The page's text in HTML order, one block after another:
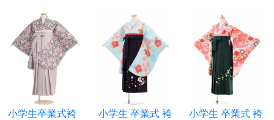
小学生卒業式袴
小学生 卒業式 袴
小学生 卒業式 袴